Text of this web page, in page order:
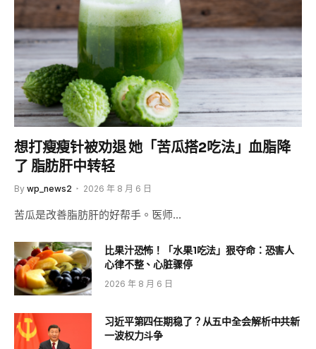
想打瘦瘦针被劝退 她「苦瓜搭2吃法」血脂降
了 脂肪肝中转轻
By wp_news2 2026 年 8 月 6 日
苦瓜是改善脂肪肝的好帮手。医师…
比果汁恐怖！「水果1吃法」狠夺命：恐害人
心律不整、心脏骤停
2026 年 8 月 6 日
习近平第四任期稳了？从五中全会解析中共新
一波权力斗争